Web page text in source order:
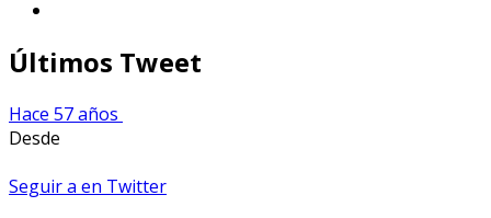
Últimos Tweet
Hace 57 años
Desde
Seguir a en Twitter